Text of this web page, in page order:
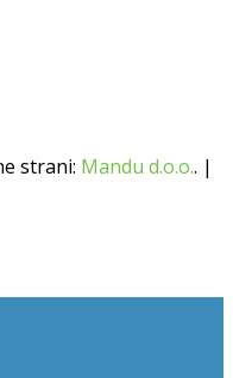
strani: Mandu d.o.o.. |